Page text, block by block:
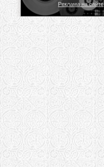
Реклама на сайте